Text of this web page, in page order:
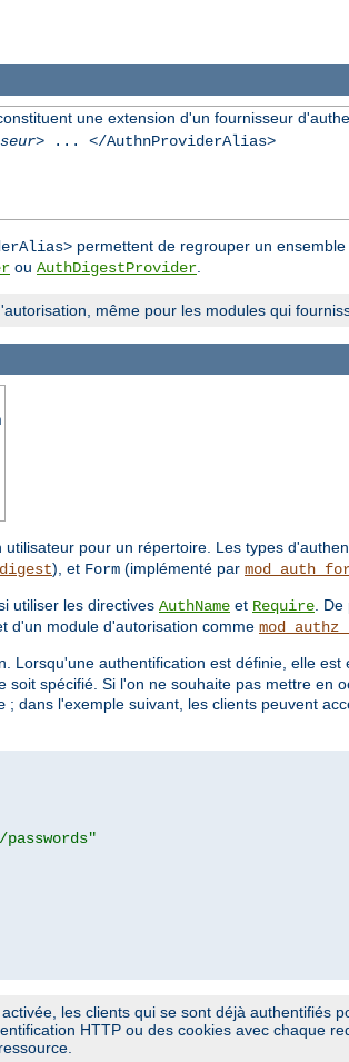
une extension d'un fournisseur
> ... </AuthnProviderAlias>
permettent de regrouper un
ou AuthDigestProvider
même pour les modules qui
pour un répertoire. Les types
), et Form (implémenté par
utiliser les directives AuthName et Require. De
d'un module d'autorisation comme
Lorsqu'une authentification est définie, elle
spécifié. Si l'on ne souhaite pas mettre en
; dans l'exemple suivant, les clients peuvent
les clients qui se sont déjà authentifiés
HTTP ou des cookies avec chaque